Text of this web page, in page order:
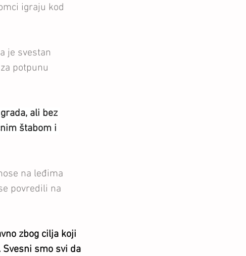
igraju kod
je svestan
potpunu
ali bez
štabom i
na leđima
povredili na
zbog cilja koji
smo svi da